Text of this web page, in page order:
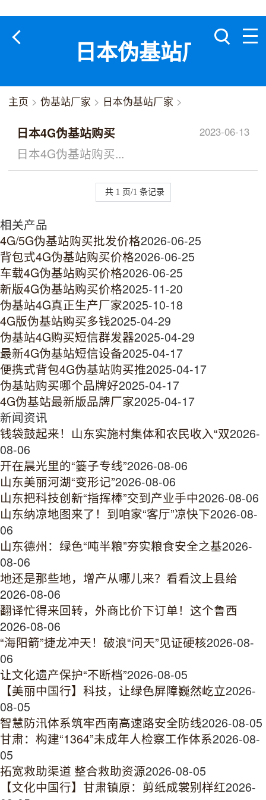
日本伪基站厂家
主页 > 伪基站厂家 > 日本伪基站厂家 >
2023-06-13
日本4G伪基站购买
日本4G伪基站购买...
共 1 页/1 条记录
相关产品
4G/5G伪基站购买批发价格2026-06-25
背包式4G伪基站购买价格2026-06-25
车载4G伪基站购买价格2026-06-25
新版4G伪基站购买价格2025-11-20
伪基站4G真正生产厂家2025-10-18
4G版伪基站购买多钱2025-04-29
伪基站4G购买短信群发器2025-04-29
最新4G伪基站短信设备2025-04-17
便携式背包4G伪基站购买推2025-04-17
伪基站购买哪个品牌好2025-04-17
4G伪基站最新版品牌厂家2025-04-17
新闻资讯
钱袋鼓起来！山东实施村集体和农民收入“双2026-
08-06
开在晨光里的“篓子专线”2026-08-06
山东美丽河湖“变形记”2026-08-06
山东把科技创新“指挥棒”交到产业手中2026-08-06
山东纳凉地图来了！到咱家“客厅”凉快下2026-08-
06
山东德州：绿色“吨半粮”夯实粮食安全之基2026-
08-06
地还是那些地，增产从哪儿来？看看汶上县给
2026-08-06
翻译忙得来回转，外商比价下订单！这个鲁西
2026-08-06
“海阳箭”捷龙冲天！破浪“问天”见证硬核2026-08-
06
让文化遗产保护“不断档”2026-08-05
【美丽中国行】科技，让绿色屏障巍然屹立2026-
08-05
智慧防汛体系筑牢西南高速路安全防线2026-08-05
甘肃：构建“1364”未成年人检察工作体系2026-08-
05
拓宽救助渠道 整合救助资源2026-08-05
【文化中国行】甘肃镇原：剪纸成裳别样红2026-